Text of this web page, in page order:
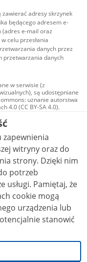
adresy skrzynek
będącego adresem e-
(adres e-mail oraz
celu przesłania
danych przez
przetwarzania danych
w serwisie (z
są udostępniane
uznanie autorstwa
4.0 (CC BY-SA 4.0).
tym zdjęcia, materiały
na licencji typu
autorstwa użycie
zależnych 4.0 (CC BY-
stwierdzone inaczej.
zapewnienia
witryny oraz do
Dzięki nim
potrzeb
że
cookie mogą
urządzenia lub
stanowić